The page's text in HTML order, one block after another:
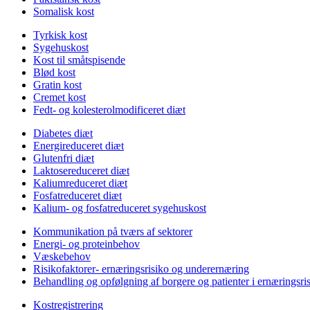
Somalisk kost
Tyrkisk kost
Sygehuskost
Kost til småtspisende
Blød kost
Gratin kost
Cremet kost
Fedt- og kolesterolmodificeret diæt
Diabetes diæt
Energireduceret diæt
Glutenfri diæt
Laktosereduceret diæt
Kaliumreduceret diæt
Fosfatreduceret diæt
Kalium- og fosfatreduceret sygehuskost
Kommunikation på tværs af sektorer
Energi- og proteinbehov
Væskebehov
Risikofaktorer- ernæringsrisiko og underernæring
Behandling og opfølgning af borgere og patienter i
Kostregistrering